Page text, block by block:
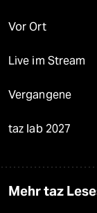
Vor Ort
Live im Stream
Vergangene
taz lab 2027
Mehr taz